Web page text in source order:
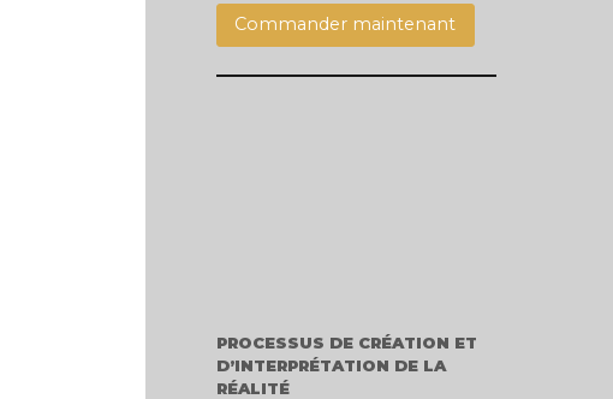
Commander maintenant
PROCESSUS DE CRÉATION ET
D’INTERPRÉTATION DE LA
RÉALITÉ